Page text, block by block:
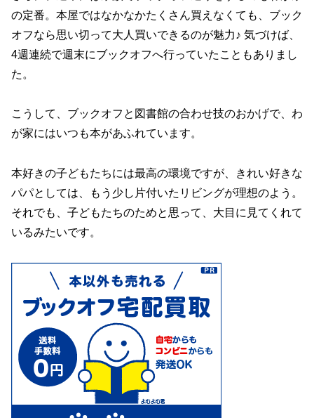
の定番。本屋ではなかなかたくさん買えなくても、ブック
オフなら思い切って大人買いできるのが魅力♪ 気づけば、
4週連続で週末にブックオフへ行っていたこともありまし
た。
こうして、ブックオフと図書館の合わせ技のおかげで、わ
が家にはいつも本があふれています。
本好きの子どもたちには最高の環境ですが、きれい好きな
パパとしては、もう少し片付いたリビングが理想のよう。
それでも、子どもたちのためと思って、大目に見てくれて
いるみたいです。